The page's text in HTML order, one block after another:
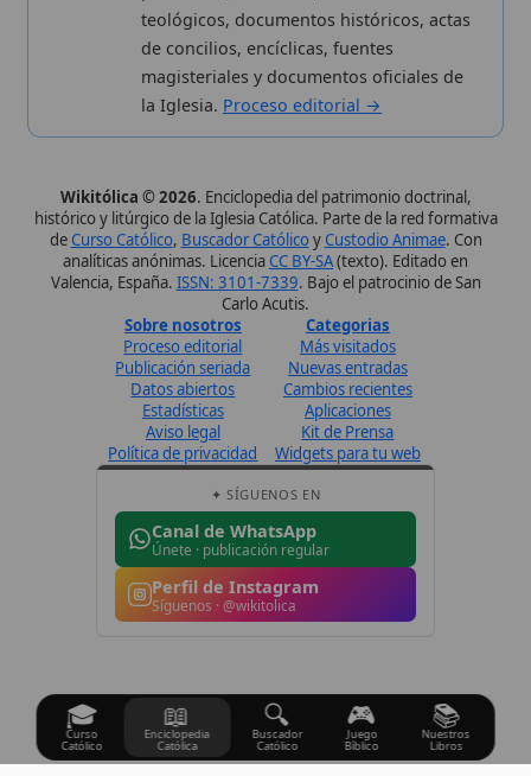
Sobre nosotros
Proceso editorial
Publicación seriada
Datos abiertos
Estadísticas
Política de privacidad
Categorias
Más visitados
Nuevas entradas
Cambios recientes
Aplicaciones
Widgets para tu web
Canal de WhatsApp
Únete · publicación regular
Perfil de Instagram
Síguenos · @wikitolica